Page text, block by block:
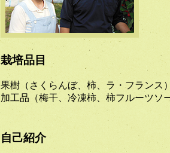
栽培品目
果樹（さくらんぼ、柿、ラ・フランス）
加工品（梅干、冷凍柿、柿フルーツソ
自己紹介